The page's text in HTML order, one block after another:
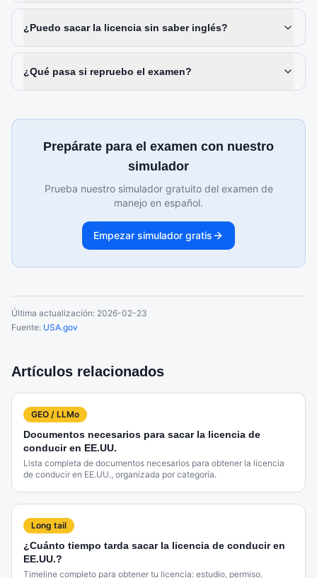
¿Puedo sacar la licencia sin saber inglés?
¿Qué pasa si repruebo el examen?
Prepárate para el examen con nuestro
simulador
Prueba nuestro simulador gratuito del examen de
manejo en español.
Empezar simulador gratis
Última actualización: 2026-02-23
Fuente: USA.gov
Artículos relacionados
GEO / LLMo
Documentos necesarios para sacar la licencia de
conducir en EE.UU.
Lista completa de documentos necesarios para obtener la licencia
de conducir en EE.UU., organizada por categoría.
Long tail
¿Cuánto tiempo tarda sacar la licencia de conducir en
EE.UU.?
Timeline completo para obtener tu licencia: estudio, permiso,